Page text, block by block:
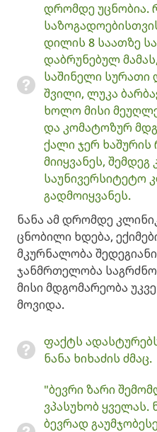
დრომდე უცნობია.
დილის 8 საათზე
დაბრუნებულ
საშინელი სურათი
შვილი, ლუკა
ხოლო მისი
და კომატოზურ
ქალი ჯერ
მიიყვანეს,
საუნივერსიტეტო
გადმოიყვანეს.
ნანა ამ დრომდე
ცნობილი ხდება,
მკურნალობა
ჯანმრთელობა
მისი მდგომარეობა
მოვიდა.
ფაქტს
ნანა ხიხაძის ძმაც.
"ბევრი ზარი
ვპასუხობ ყველას.
ბევრად